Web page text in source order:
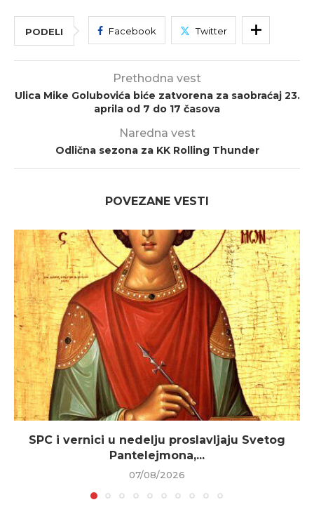
PODELI Facebook Twitter
Prethodna vest
Ulica Mike Golubovića biće zatvorena za saobraćaj 23.
aprila od 7 do 17 časova
Naredna vest
Odlična sezona za KK Rolling Thunder
POVEZANE VESTI
SPC i vernici u nedelju proslavljaju Svetog
Pantelejmona,...
07/08/2026